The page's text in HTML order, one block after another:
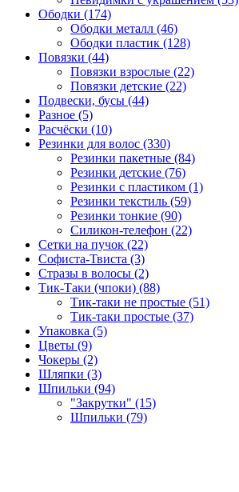
Ободки (174)
Ободки металл (46)
Ободки пластик (128)
Повязки (44)
Повязки взрослые (22)
Повязки детские (22)
Подвески, бусы (44)
Разное (5)
Расчёски (10)
Резинки для волос (330)
Резинки пакетные (84)
Резинки детские (76)
Резинки с пластиком (1)
Резинки текстиль (59)
Резинки тонкие (90)
Силикон-телефон (22)
Сетки на пучок (22)
Софиста-Твиста (3)
Стразы в волосы (2)
Тик-Таки (чпоки) (88)
Тик-таки не простые (51)
Тик-таки простые (37)
Упаковка (5)
Цветы (9)
Чокеры (2)
Шляпки (3)
Шпильки (94)
"Закрутки" (15)
Шпильки (79)